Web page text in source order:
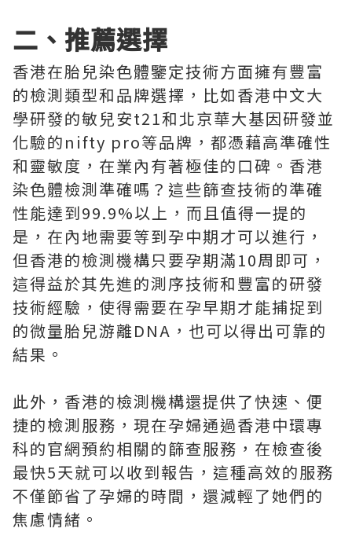
二、推薦選擇
香港在胎兒染色體鑒定技術方面擁有豐富
的檢測類型和品牌選擇，比如香港中文大
學研發的敏兒安t21和北京華大基因研發並
化驗的nifty pro等品牌，都憑藉高準確性
和靈敏度，在業內有著極佳的口碑。香港
染色體檢測準確嗎？這些篩查技術的準確
性能達到99.9%以上，而且值得一提的
是，在內地需要等到孕中期才可以進行，
但香港的檢測機構只要孕期滿10周即可，
這得益於其先進的測序技術和豐富的研發
技術經驗，使得需要在孕早期才能捕捉到
的微量胎兒游離DNA，也可以得出可靠的
結果。
此外，香港的檢測機構還提供了快速、便
捷的檢測服務，現在孕婦通過香港中環專
科的官網預約相關的篩查服務，在檢查後
最快5天就可以收到報告，這種高效的服務
不僅節省了孕婦的時間，還減輕了她們的
焦慮情緒。